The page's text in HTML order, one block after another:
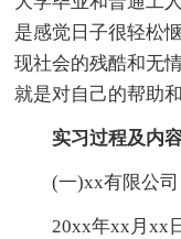
是感觉日子很轻松
现社会的残酷和无
就是对自己的帮助和
实习过程及内
(一)xx有限公司
20xx年xx月xx日